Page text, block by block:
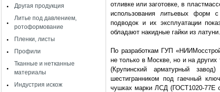
Другая продукция
Литье под давлением,
ротоформование
Пленки, листы
Профили
Тканные и нетканные
материалы
Индустрия искож
отливке или заготовке, в
использования литьевых форм с
подводок и их эксплуатации
обладают накидные гайки из латуни.
По разработкам ГУП
не только в Москве, но и на
(Крупинский арматурный
шестигранником под гаечный
чушках марки ЛСД (ГОСТ1020-77Е